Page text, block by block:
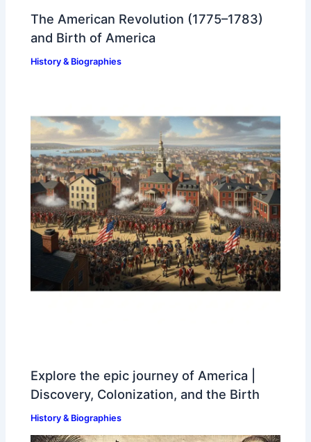
The American Revolution (1775–1783)
and Birth of America
History & Biographies
Explore the epic journey of America |
Discovery, Colonization, and the Birth
History & Biographies